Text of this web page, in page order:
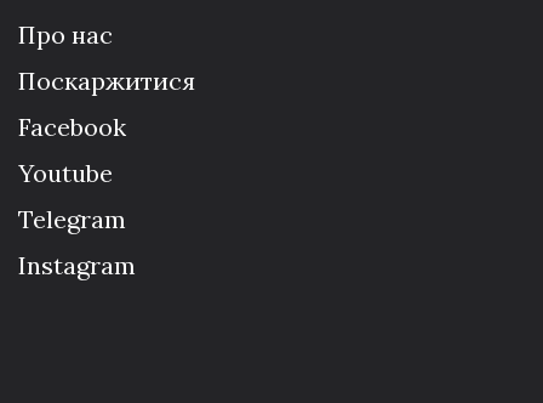
Про нас
Поскаржитися
Facebook
Youtube
Telegram
Instagram